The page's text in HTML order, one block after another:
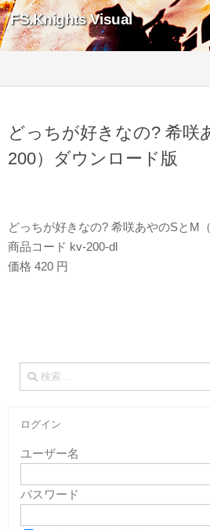
Skip to content
FS.Knights Visual
どっちが好きなの? 希咲
200）ダウンロード版
どっちが好きなの? 希咲あやのSとM
商品コード kv-200-dl
価格 420 円
検
索:
ログイン
ユーザー名
パスワード